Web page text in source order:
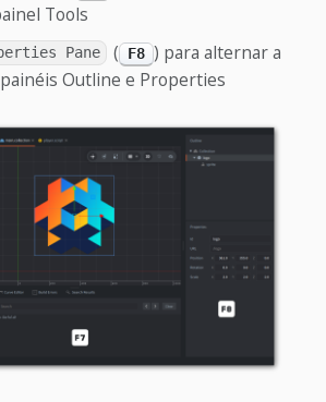
Tools
Pane ( F8 ) para alternar a
Outline e Properties